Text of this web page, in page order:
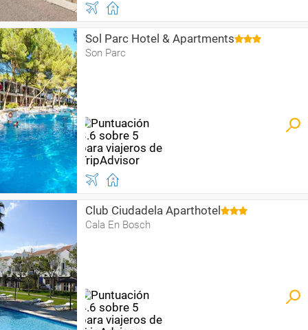
Sol Parc Hotel & Apartments
Son Parc
Club Ciudadela Aparthotel
Cala En Bosch